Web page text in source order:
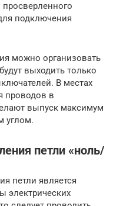
подключения
можно организовать
выходить только
В местах
проводов в
выпуск максимум
углом.
петли «ноль/
петли является
электрических